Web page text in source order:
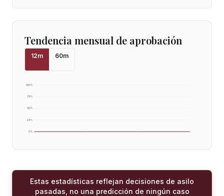
Tendencia mensual de aprobación
12m 60m
0%
25%
50%
75%
100%
Estas estadísticas reflejan decisiones de asilo
pasadas, no una predicción de ningún caso